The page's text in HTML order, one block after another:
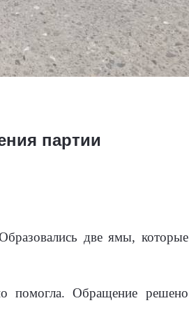
партии
две ямы, которые
помогла. Обращение решено